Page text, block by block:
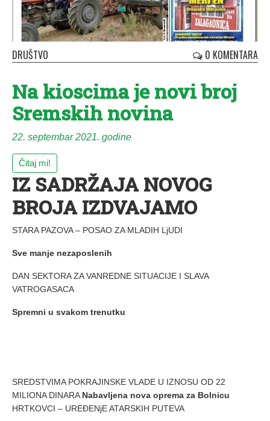
DRUŠTVO 0 KOMENTARA
Na kioscima je novi broj
Sremskih novina
22. septembar 2021. godine
Čitaj mi!
IZ SADRŽAJA NOVOG
BROJA IZDVAJAMO
STARA PAZOVA – POSAO ZA MLADIH LjUDI
Sve manje nezaposlenih
DAN SEKTORA ZA VANREDNE SITUACIJE I SLAVA
VATROGASACA
Spremni u svakom trenutku
SREDSTVIMA POKRAJINSKE VLADE U IZNOSU OD 22
MILIONA DINARA Nabavljena nova oprema za Bolnicu
HRTKOVCI – UREĐENjE ATARSKIH PUTEVA